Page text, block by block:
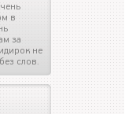
в
за
не
слов.